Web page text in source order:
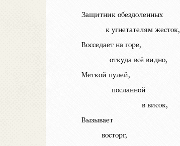
Защитник обездоленных
к угнетателям жесток,
Восседает на горе,
откуда всё видно,
Меткой пулей,
посланной
в висок,
Вызывает
восторг,